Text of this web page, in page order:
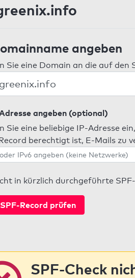
angeben
Sie eine Domain an die auf
angeben (optional)
Sie eine beliebige IP-Adresse
berechtigt ist, E-Mails zu
in kürzlich durchgeführte
SPF-Record prüfen
SPF-Check